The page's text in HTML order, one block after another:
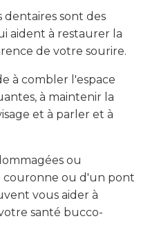
dentaires sont des
aident à restaurer la
de votre sourire.
à combler l'espace
à maintenir la
et à parler et à
ou
couronne ou d'un pont
vous aider à
santé bucco-